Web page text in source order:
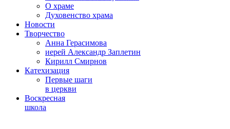
О храме
Духовенство храма
Новости
Творчество
Анна Герасимова
иерей Александр Заплетин
Кирилл Смирнов
Катехизация
Первые шаги
в церкви
Воскресная
школа